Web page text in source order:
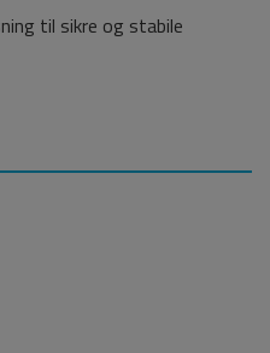
til sikre og stabile